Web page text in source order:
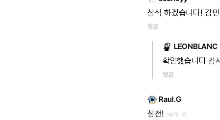
참석 하겠습니다! 김
댓글
LEONBLANC
확인했습니다 감
댓글
Raul.G
참전! 167일 전